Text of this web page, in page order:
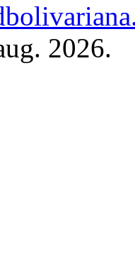
2026.